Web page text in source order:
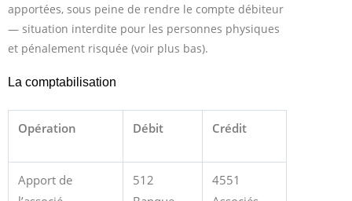
apportées, sous peine de rendre le compte débiteur
— situation interdite pour les personnes physiques
et pénalement risquée (voir plus bas).
La comptabilisation
Opération Débit Crédit
Apport de
512
4551